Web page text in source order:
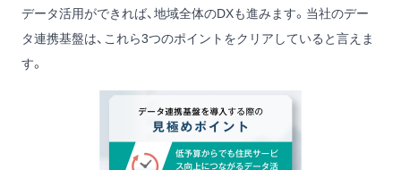
データ活用ができれば、地域全体のDXも進みます。当社のデー
タ連携基盤は、これら3つのポイントをクリアしていると言えま
す。